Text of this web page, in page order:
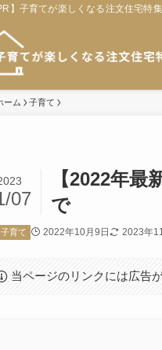
】子育てが楽しくなる注文住宅特集
ーム 子育て
【2022年
で
07
子育て 2022年10月9日 2023年
当ページのリンクには広告